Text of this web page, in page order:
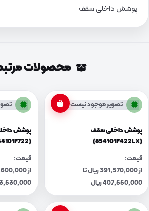
پوشش داخلی سقف
محصولات
تصویر موجود نیست
پوشش داخلی سقف
(854101F422LX)
قیمت:
از 391,570,000 ریال تا
407,550,000 ریال
پوشش
(854101F722)
قیمت:
533,530,000